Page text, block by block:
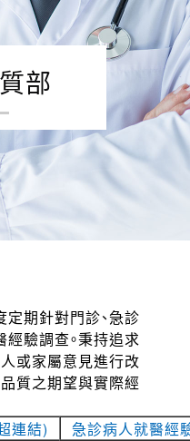
部
期針對門診、急診
驗調查。秉持追求
或家屬意見進行改
質之期望與實際經
連結)
急診病人就醫經